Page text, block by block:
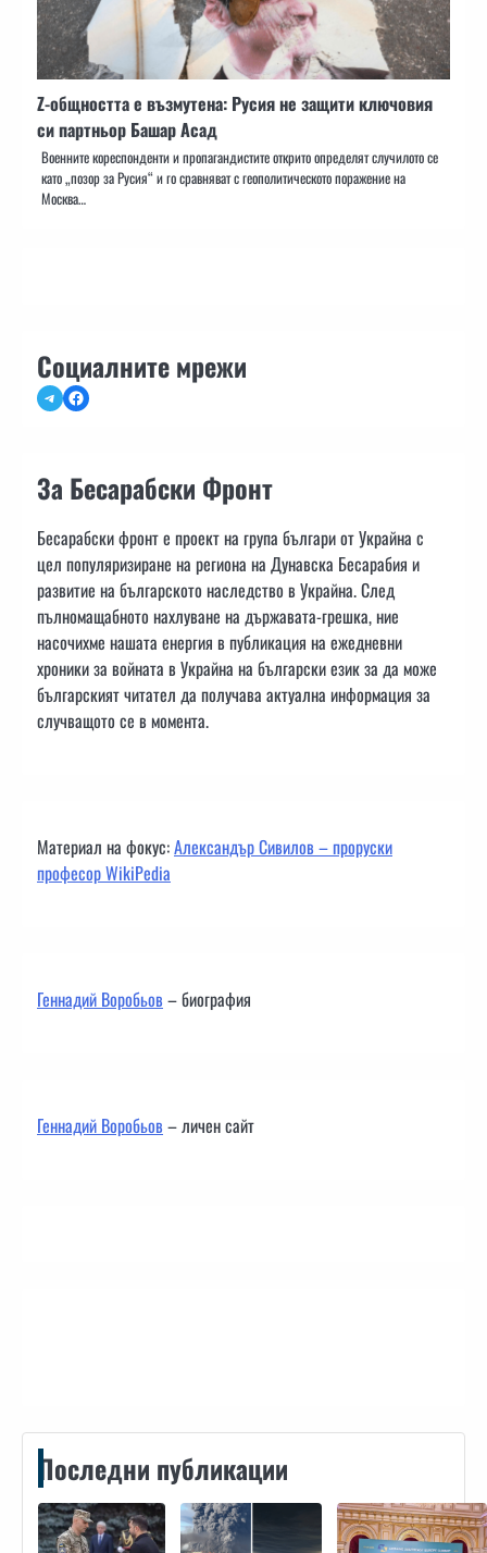
Z-общността е възмутена: Русия не защити ключовия
си партньор Башар Асад
Военните кореспонденти и пропагандистите открито определят случилото се
като „позор за Русия“ и го сравняват с геополитическото поражение на
Москва…
Социалните мрежи
TelegramFacebook
За Бесарабски Фронт
Бесарабски фронт е проект на група българи от Украйна с
цел популяризиране на региона на Дунавска Бесарабия и
развитие на българското наследство в Украйна. След
пълномащабното нахлуване на държавата-грешка, ние
насочихме нашата енергия в публикация на ежедневни
хроники за войната в Украйна на български език за да може
българският читател да получава актуална информация за
случващото се в момента.
Материал на фокус:Александър Сивилов – проруски
професор WikiPedia
Геннадий Воробьов– биография
Геннадий Воробьов– личен сайт
Последни публикации